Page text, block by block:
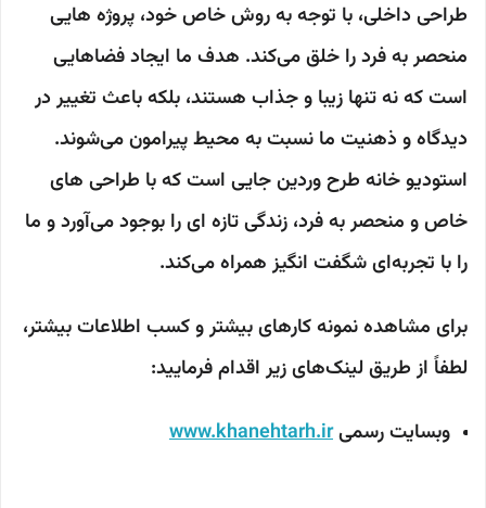
طراحی داخلی، با توجه به روش خاص خود، پروژه هایی
منحصر به فرد را خلق می‌کند. هدف ما ایجاد فضاهایی
است که نه تنها زیبا و جذاب هستند، بلکه باعث تغییر در
دیدگاه و ذهنیت ما نسبت به محیط پیرامون می‌شوند.
استودیو خانه طرح وردین جایی است که با طراحی های
خاص و منحصر به فرد، زندگی تازه ای را بوجود می‌آورد و ما
را با تجربه‌ای شگفت انگیز همراه می‌کند.
برای مشاهده نمونه کارهای بیشتر و کسب اطلاعات بیشتر،
لطفاً از طریق لینک‌های زیر اقدام فرمایید:
وبسایت رسمیwww.khanehtarh.ir